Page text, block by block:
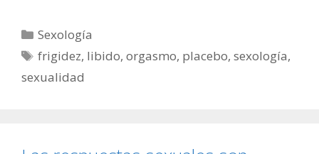
Categorías
Sexología
Etiquetas
frigidez, libido,orgasmo, placebo,sexología,
sexualidad